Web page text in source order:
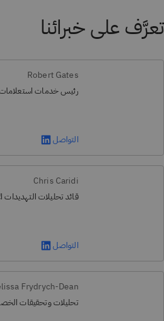
تعرَّف على خبرائنا
Robert Gates
رئيس خدمات استعلامات
التواصل
Chris Caridi
قائد تحليلات التهديدات
التواصل
Frydrych-Dean
تحليلات وتحقيقات